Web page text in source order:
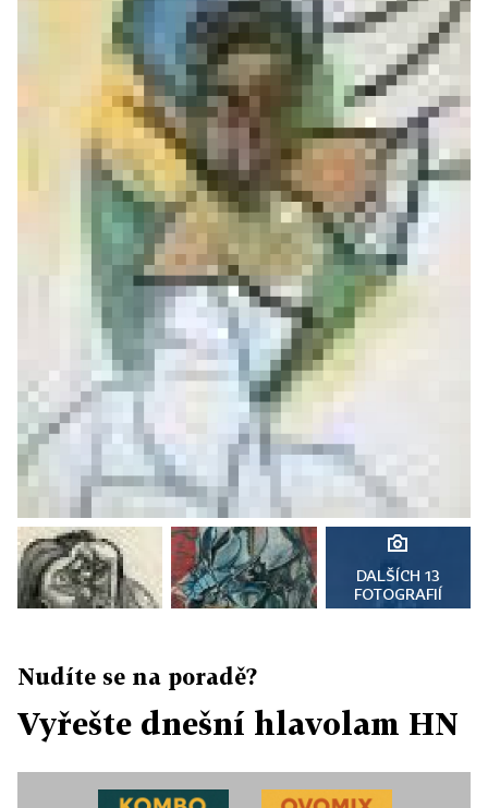
DALŠÍCH 13
FOTOGRAFIÍ
Nudíte se na poradě?
Vyřešte dnešní hlavolam HN